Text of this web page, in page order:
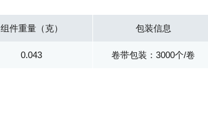
组件重量（克）
0.043
包装信息
卷带包装：3000个/卷